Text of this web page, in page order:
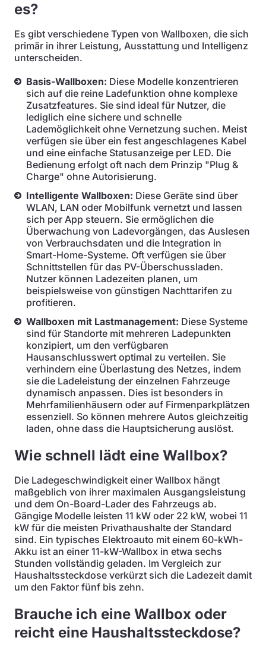
es?
Es gibt verschiedene Typen von Wallboxen, die sich
primär in ihrer Leistung, Ausstattung und Intelligenz
unterscheiden.
Basis-Wallboxen: Diese Modelle konzentrieren
sich auf die reine Ladefunktion ohne komplexe
Zusatzfeatures. Sie sind ideal für Nutzer, die
lediglich eine sichere und schnelle
Lademöglichkeit ohne Vernetzung suchen. Meist
verfügen sie über ein fest angeschlagenes Kabel
und eine einfache Statusanzeige per LED. Die
Bedienung erfolgt oft nach dem Prinzip "Plug &
Charge" ohne Autorisierung.
Intelligente Wallboxen: Diese Geräte sind über
WLAN, LAN oder Mobilfunk vernetzt und lassen
sich per App steuern. Sie ermöglichen die
Überwachung von Ladevorgängen, das Auslesen
von Verbrauchsdaten und die Integration in
Smart-Home-Systeme. Oft verfügen sie über
Schnittstellen für das PV-Überschussladen.
Nutzer können Ladezeiten planen, um
beispielsweise von günstigen Nachttarifen zu
profitieren.
Wallboxen mit Lastmanagement: Diese Systeme
sind für Standorte mit mehreren Ladepunkten
konzipiert, um den verfügbaren
Hausanschlusswert optimal zu verteilen. Sie
verhindern eine Überlastung des Netzes, indem
sie die Ladeleistung der einzelnen Fahrzeuge
dynamisch anpassen. Dies ist besonders in
Mehrfamilienhäusern oder auf Firmenparkplätzen
essenziell. So können mehrere Autos gleichzeitig
laden, ohne dass die Hauptsicherung auslöst.
Wie schnell lädt eine Wallbox?
Die Ladegeschwindigkeit einer Wallbox hängt
maßgeblich von ihrer maximalen Ausgangsleistung
und dem On-Board-Lader des Fahrzeugs ab.
Gängige Modelle leisten 11 kW oder 22 kW, wobei 11
kW für die meisten Privathaushalte der Standard
sind. Ein typisches Elektroauto mit einem 60-kWh-
Akku ist an einer 11-kW-Wallbox in etwa sechs
Stunden vollständig geladen. Im Vergleich zur
Haushaltssteckdose verkürzt sich die Ladezeit damit
um den Faktor fünf bis zehn.
Brauche ich eine Wallbox oder
reicht eine Haushaltssteckdose?